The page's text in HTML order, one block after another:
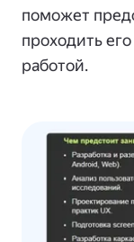
поможет
проходить
работой.